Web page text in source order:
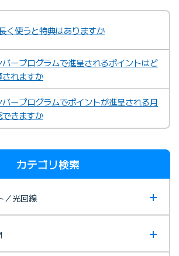
く使うと特典はありますか
ープログラムで進呈されるポイントはど
れますか
ープログラムでポイントが進呈される月
きますか
カテゴリ検索
／光回線